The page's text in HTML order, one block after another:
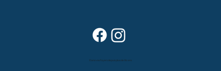
Dans vos foyers depuis plus de 80 ans